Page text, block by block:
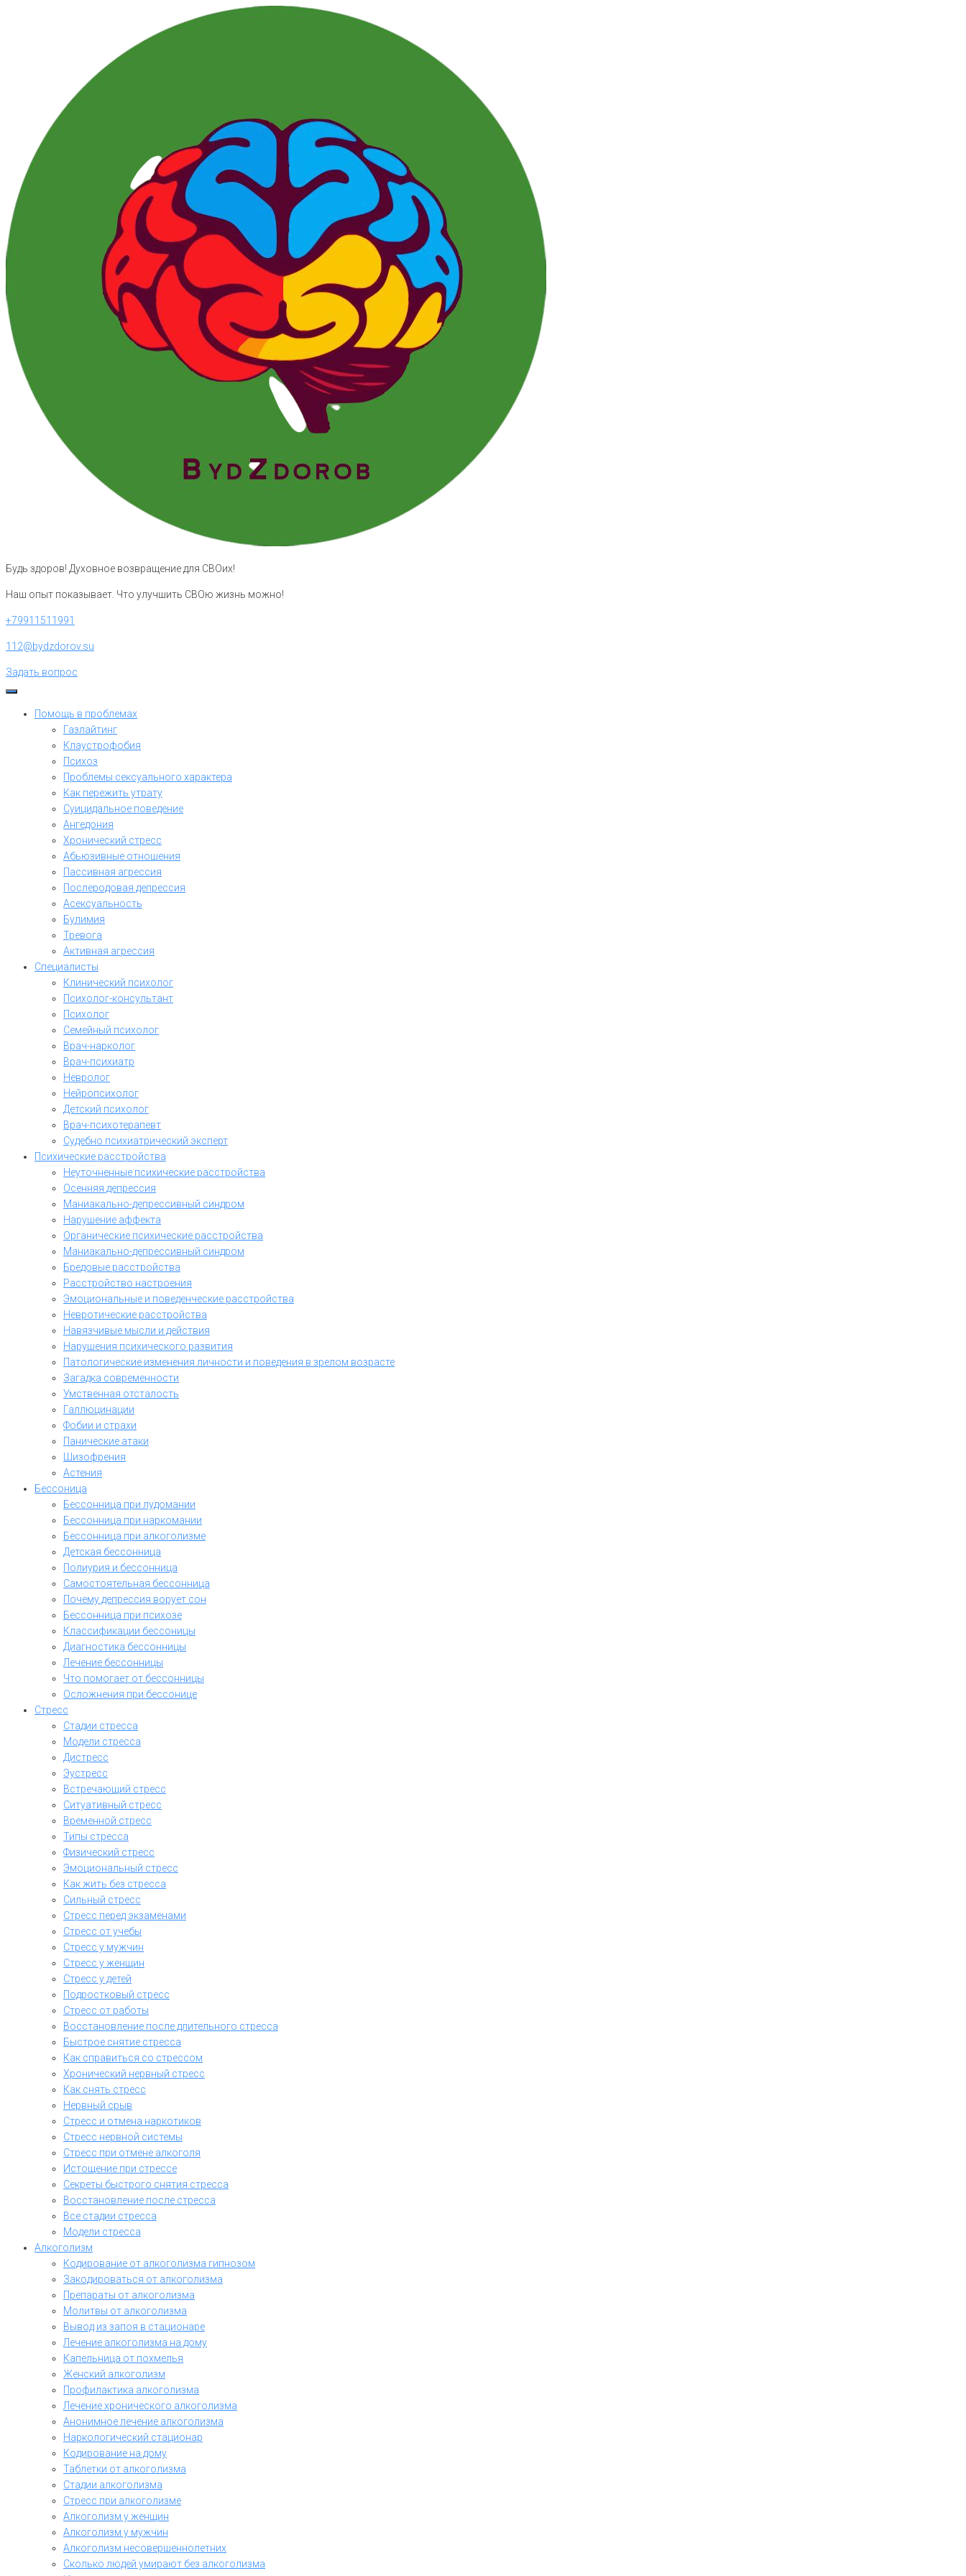
Будь здоров! Духовное возвращение для СВОих!
Наш опыт показывает. Что улучшить СВОю жизнь можно!
+79911511991
112@bydzdorov.su
Задать вопрос
Помощь в проблемах
Газлайтинг
Клаустрофобия
Психоз
Проблемы сексуального характера
Как пережить утрату
Суицидальное поведение
Ангедония
Хронический стресс
Абьюзивные отношения
Пассивная агрессия
Послеродовая депрессия
Асексуальность
Булимия
Тревога
Активная агрессия
Специалисты
Клинический психолог
Психолог-консультант
Психолог
Семейный психолог
Врач-нарколог
Врач-психиатр
Невролог
Нейропсихолог
Детский психолог
Врач-психотерапевт
Судебно психиатрический эксперт
Психические расстройства
Неуточненные психические расстройства
Осенняя депрессия
Маниакально-депрессивный синдром
Нарушение аффекта
Органические психические расстройства
Маниакально-депрессивный синдром
Бредовые расстройства
Расстройство настроения
Эмоциональные и поведенческие расстройства
Невротические расстройства
Навязчивые мысли и действия
Нарушения психического развития
Патологические изменения личности и поведения в зрелом возрасте
Загадка современности
Умственная отсталость
Галлюцинации
Фобии и страхи
Панические атаки
Шизофрения
Астения
Бессоница
Бессонница при лудомании
Бессонница при наркомании
Бессонница при алкоголизме
Детская бессонница
Полиурия и бессонница
Самостоятельная бессонница
Почему депрессия ворует сон
Бессонница при психозе
Классификации бессоницы
Диагностика бессонницы
Лечение бессонницы
Что помогает от бессонницы
Осложнения при бессонице
Стресс
Стадии стресса
Модели стресса
Дистресс
Эустресс
Встречающий стресс
Ситуативный стресс
Временной стресс
Типы стресса
Физический стресс
Эмоциональный стресс
Как жить без стресса
Сильный стресс
Стресс перед экзаменами
Стресс от учебы
Стресс у мужчин
Стресс у женщин
Стресс у детей
Подростковый стресс
Стресс от работы
Восстановление после длительного стресса
Быстрое снятие стресса
Как справиться со стрессом
Хронический нервный стресс
Как снять стресс
Нервный срыв
Стресс и отмена наркотиков
Стресс нервной системы
Стресс при отмене алкоголя
Истощение при стрессе
Секреты быстрого снятия стресса
Восстановление после стресса
Все стадии стресса
Модели стресса
Алкоголизм
Кодирование от алкоголизма гипнозом
Закодироваться от алкоголизма
Препараты от алкоголизма
Молитвы от алкоголизма
Вывод из запоя в стационаре
Лечение алкоголизма на дому
Капельница от похмелья
Женский алкоголизм
Профилактика алкоголизма
Лечение хронического алкоголизма
Анонимное лечение алкоголизма
Наркологический стационар
Кодирование на дому
Таблетки от алкоголизма
Стадии алкоголизма
Стресс при алкоголизме
Алкоголизм у женщин
Алкоголизм у мужчин
Алкоголизм несовершеннолетних
Сколько людей умирают без алкоголизма